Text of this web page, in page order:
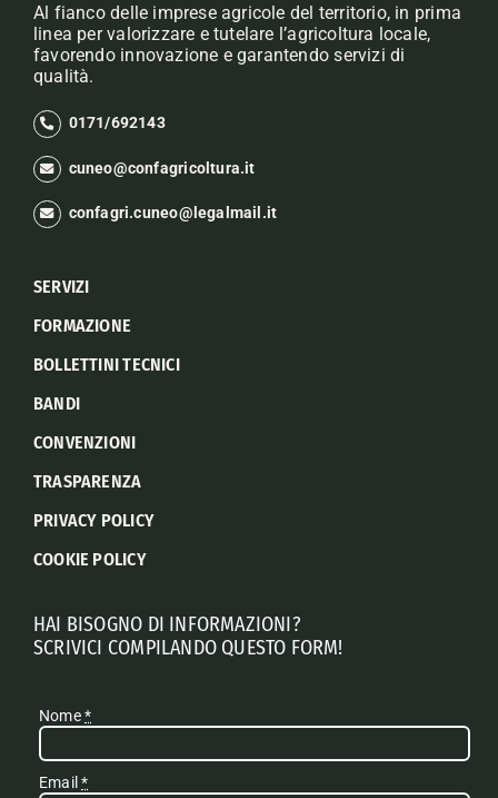
Al fianco delle imprese agricole del territorio, in prima
linea per valorizzare e tutelare l’agricoltura locale,
favorendo innovazione e garantendo servizi di
qualità.
0171/692143
cuneo@confagricoltura.it
confagri.cuneo@legalmail.it
SERVIZI
FORMAZIONE
BOLLETTINI TECNICI
BANDI
CONVENZIONI
TRASPARENZA
PRIVACY POLICY
COOKIE POLICY
HAI BISOGNO DI INFORMAZIONI?
SCRIVICI COMPILANDO QUESTO FORM!
Nome*
Email*